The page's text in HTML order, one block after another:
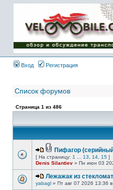
Имя пользователя:
Пароль:
{ LOG_ME_IN_SHORT
}
Вход
Регистрация
Список форумов
Страница 1 из 486
Пифагор
[ На страницу: 1 13 14 15 ]
Denis Silantiev » Пн июн 03
Лежажак из
yabagl » Пт авг 07 2026 13:36